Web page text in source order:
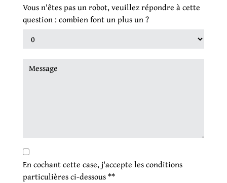
Vous n'êtes pas un robot, veuillez répondre à cette
question : combien font un plus un ?
En cochant cette case, j'accepte les conditions
particulières ci-dessous **